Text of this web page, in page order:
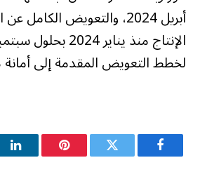
أبريل 2024، والتعويض
لخطط التعويض المقدمة إلى
فيسبوك تويتر بينتيريست